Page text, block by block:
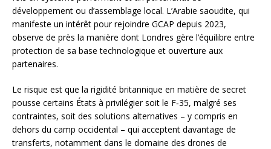
développement ou d’assemblage local. L’Arabie saoudite, qui
manifeste un intérêt pour rejoindre GCAP depuis 2023,
observe de près la manière dont Londres gère l’équilibre entre
protection de sa base technologique et ouverture aux
partenaires.
Le risque est que la rigidité britannique en matière de secret
pousse certains États à privilégier soit le F‑35, malgré ses
contraintes, soit des solutions alternatives – y compris en
dehors du camp occidental – qui acceptent davantage de
transferts, notamment dans le domaine des drones de